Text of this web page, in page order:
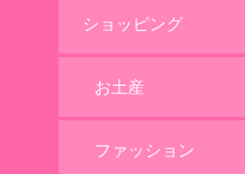
ショッピング
お土産
ファッション